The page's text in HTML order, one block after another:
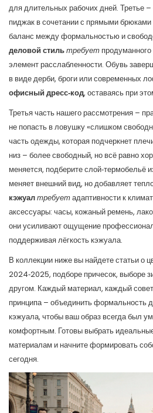
для длительных рабочих дней. Третье
пиджак в сочетании с прямыми
баланс между формальностью и
деловой стильтребует продуманного
элемент расслабленности. Обувь
в виде дерби, броги или современных
офисный дресс‑код, оставаясь при
Третья часть нашего рассмотрения –
не попасть в ловушку «слишком
часть одежды, которая подчеркнет
низ – более свободный, но всё равно
меняется, подберите слой‑термобельё
меняет внешний вид, но добавляет
кэжуалтребуетадаптивности к
аксессуары: часы, кожаный ремень,
они усиливают ощущение
поддерживая лёгкость кэжуала.
В коллекции ниже вы найдете статьи о
2024‑2025, подборе причесок, выборе
другом. Каждый материал, каждый совет
принципа – объединить формальность
кэжуала, чтобы ваш образ всегда был
комфортным. Готовы выбрать
материалам и начните формировать
сегодня.